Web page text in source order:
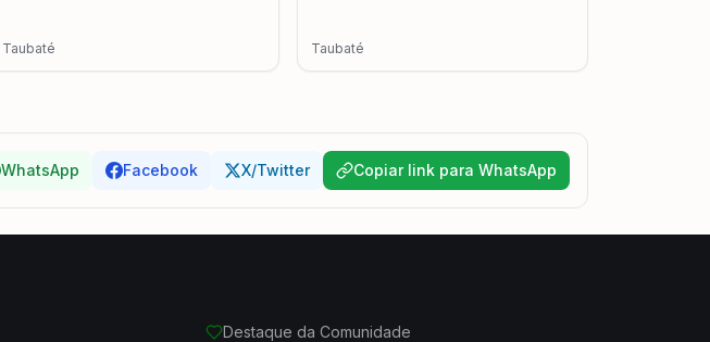
Taubaté Taubaté
WhatsApp Facebook X/Twitter Copiar link para WhatsApp
Destaque da Comunidade